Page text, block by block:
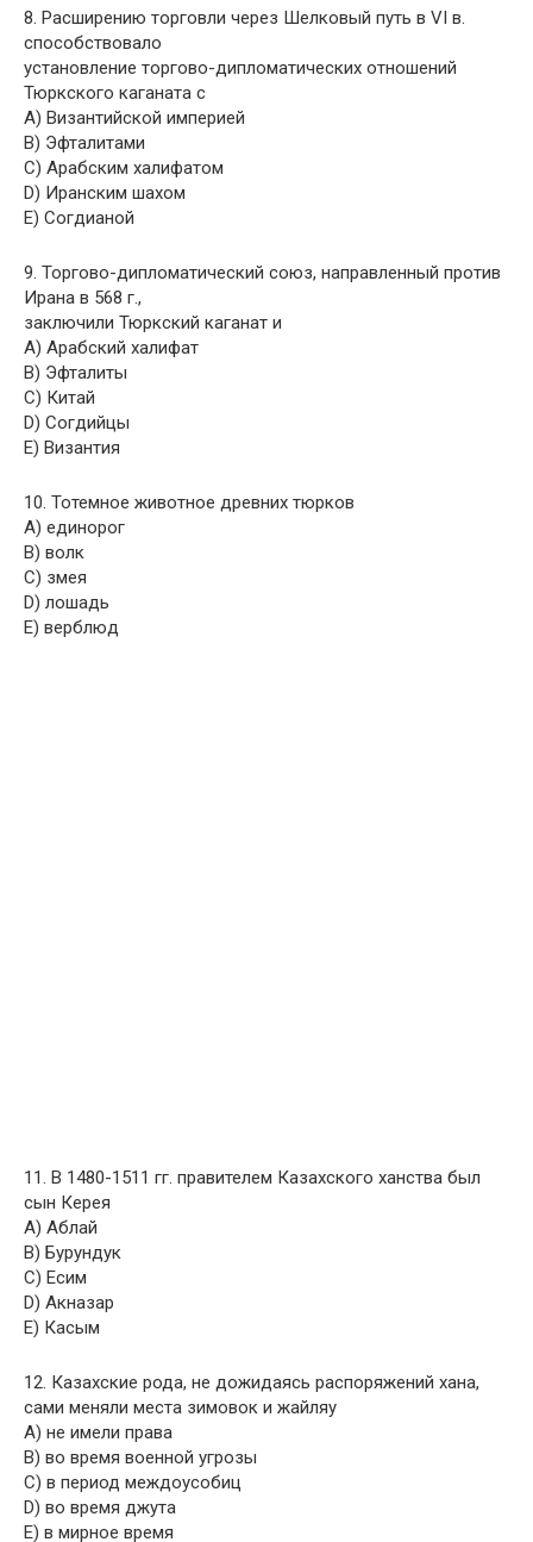
8. Расширению торговли через Шелковый путь в VI в.
способствовало
установление торгово-дипломатических отношений
Тюркского каганата с
A) Византийской империей
B) Эфталитами
C) Арабским халифатом
D) Иранским шахом
E) Согдианой
9. Торгово-дипломатический союз, направленный против
Ирана в 568 г.,
заключили Тюркский каганат и
A) Арабский халифат
B) Эфталиты
C) Китай
D) Согдийцы
E) Византия
10. Тотемное животное древних тюрков
A) единорог
B) волк
C) змея
D) лошадь
E) верблюд
11. В 1480-1511 гг. правителем Казахского ханства был
сын Керея
A) Аблай
B) Бурундук
C) Есим
D) Акназар
E) Касым
12. Казахские рода, не дожидаясь распоряжений хана,
сами меняли места зимовок и жайляу
A) не имели права
B) во время военной угрозы
C) в период междоусобиц
D) во время джута
E) в мирное время